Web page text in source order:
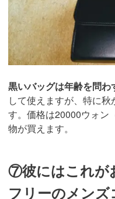
黒いバッグは年齢を問
して使えますが、特に
す。価格は20000ウォン
物が買えます。
⑦彼にはこれが
フリーのメンズ